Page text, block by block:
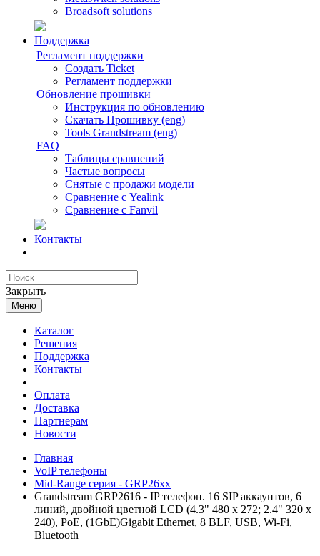
Broadsoft solutions
Поддержка
Регламент поддержки
Создать Ticket
Регламент поддержки
Обновление прошивки
Инструкция по обновлению
Скачать Прошивку (eng)
Tools Grandstream (eng)
FAQ
Таблицы сравнений
Частые вопросы
Снятые с продажи модели
Сравнение с Yealink
Сравнение с Fanvil
Контакты
Закрыть
Меню
Каталог
Решения
Поддержка
Контакты
Оплата
Доставка
Партнерам
Новости
Главная
VoIP телефоны
Mid-Range серия - GRP26xx
Grandstream GRP2616 - IP телефон. 16 SIP аккаунтов, 6
линий, двойной цветной LCD (4.3" 480 x 272; 2.4" 320 x
240), PoE, (1GbE)Gigabit Ethernet, 8 BLF, USB, Wi-Fi,
Bluetooth